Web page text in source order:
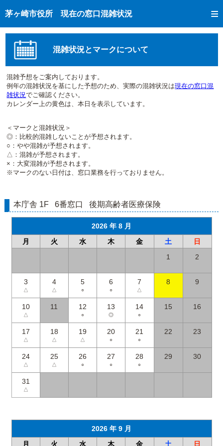
茅ヶ崎市役所 現在の窓口混雑状況
トップページへ
ご利用方法
現在の窓口混雑状況
窓口受付状況
市民課手続き完了状況
混雑状況とマークについて
混雑予想をご案内しております。
例年の混雑状況を基にした予想のため、実際の混雑状況は現在の窓口混
雑状況でご確認ください。
カレンダー上の黄色は、本日を表示しています。
＜マークと混雑状況＞
◎：比較的混雑しないことが予想されます。
○：やや混雑が予想されます。
△：混雑が予想されます。
×：大変混雑が予想されます。
※マークのない日付は、窓口業務を行っておりません。
本庁舎 1F 6番窓口 後期高齢者医療保険
2026 年 8 月
月
火 水 木 金 土
日
1
2
3
△
4
△
5
○
6
○
7
△
8 9
10
△
11 12
○
13
◎
14
○
15 16
17
△
18
△
19
△
20
○
21
○
22 23
24
△
25
△
26
○
27
○
28
○
29 30
31
△
2026 年 9 月
月
火 水 木 金 土 日